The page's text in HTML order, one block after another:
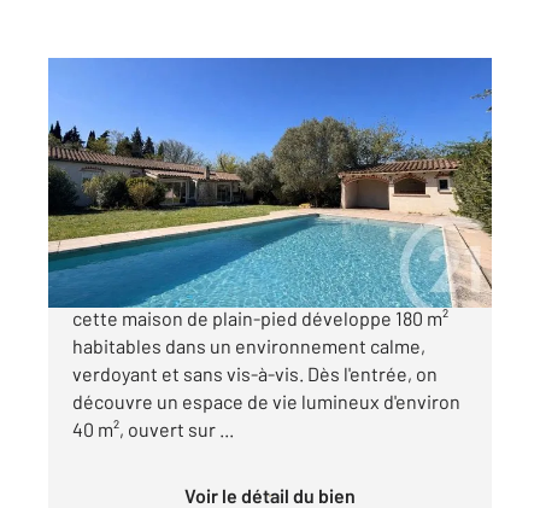
Ref : 29205
Maison à vendre
453 000 €
À quelques pas de la célèbre cité médiévale,
cette maison de plain-pied développe 180 m²
habitables dans un environnement calme,
verdoyant et sans vis-à-vis. Dès l'entrée, on
découvre un espace de vie lumineux d'environ
40 m², ouvert sur ...
Voir le détail du bien